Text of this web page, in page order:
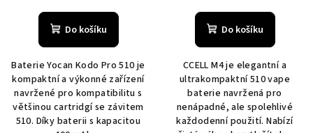
Do košíku
Baterie Yocan Kodo Pro 510 je
kompaktní a výkonné zařízení
navržené pro kompatibilitu s
většinou cartridgí se závitem
510. Díky baterii s kapacitou
Do košíku
CCELL M4 je elegantní a
ultrakompaktní 510 vape
baterie navržená pro
nenápadné, ale spolehlivé
každodenní použití. Nabízí